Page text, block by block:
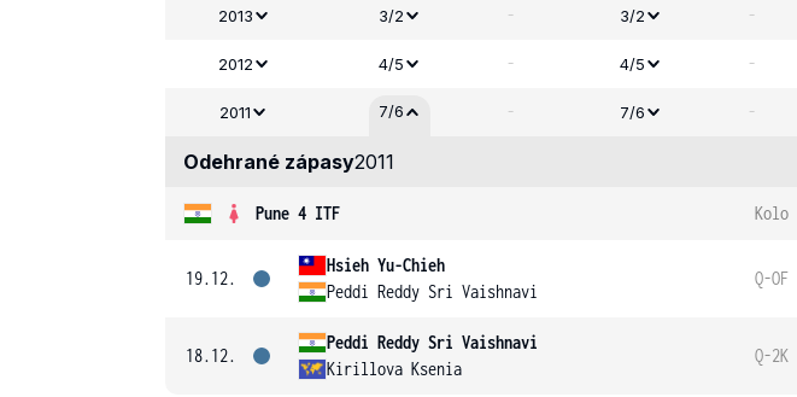
2013 3/2 - 3/2 -
2012 4/5 - 4/5 -
2011 7/6 - 7/6 -
Odehrané zápasy2011
Pune 4 ITF Kolo
19.12.
Hsieh Yu-Chieh
Peddi Reddy Sri Vaishnavi
Q-OF
18.12.
Peddi Reddy Sri Vaishnavi
Kirillova Ksenia
Q-2K